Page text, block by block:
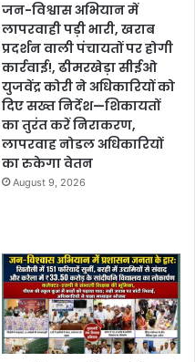
जन-विश्वास अभियान में
लापरवाही पड़ी भारी, खराब
प्रदर्शन वाली पंचायतों पर होगी
कार्रवाई!, ढीमरखेड़ा सीईओ
युजवेंद्र कोरी ने अधिकारियों को
दिए सख्त निर्देश—शिकायतों
का तुरंत करें निराकरण,
लापरवाह नोडल अधिकारियों
का रुकेगा वेतन
August 9, 2026